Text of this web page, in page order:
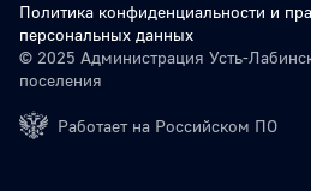
Политика конфиденциальности и
персональных данных
© 2025 Администрация Усть-
поселения
Работает на Российском ПО